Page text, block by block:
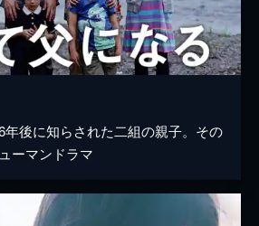
後に知らされた二組の親子。その
ーマンドラマ